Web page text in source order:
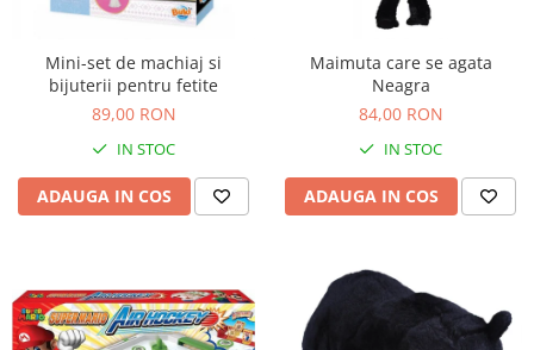
Mini-set de machiaj si
bijuterii pentru fetite
89,00 RON
IN STOC
ADAUGA IN COS
Maimuta care se agata
Neagra
84,00 RON
IN STOC
ADAUGA IN COS